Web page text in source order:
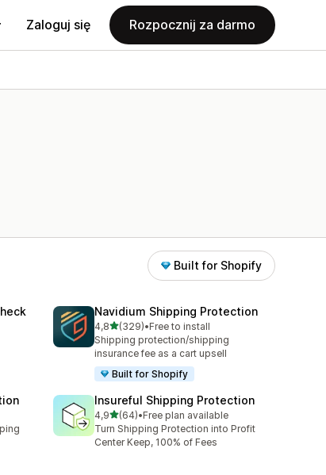
Zaloguj się Rozpocznij za darmo
Built for Shopify
Navidium Shipping Protection
4,8na 5 gwiazdek
(329)
Łączna liczba recenzji: 329
•Free to install
Shipping protection/shipping
insurance fee as a cart upsell
Built for Shopify
Insureful Shipping Protection
4,9na 5 gwiazdek
(64)
Łączna liczba recenzji: 64
•Free plan available
Turn Shipping Protection into Profit
Center Keep, 100% of Fees